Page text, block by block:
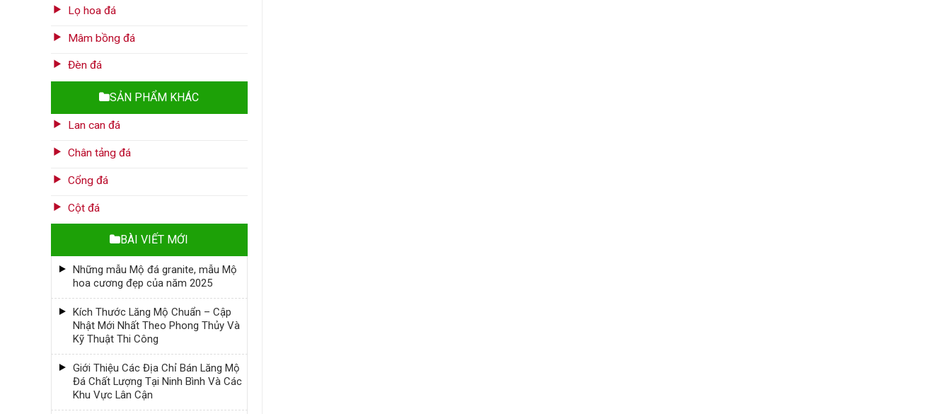
Lọ hoa đá
Mâm bồng đá
Đèn đá
SẢN PHẨM KHÁC
Lan can đá
Chân tảng đá
Cổng đá
Cột đá
BÀI VIẾT MỚI
Những mẫu Mộ đá granite, mẫu Mộ
hoa cương đẹp của năm 2025
Kích Thước Lăng Mộ Chuẩn – Cập
Nhật Mới Nhất Theo Phong Thủy Và
Kỹ Thuật Thi Công
Giới Thiệu Các Địa Chỉ Bán Lăng Mộ
Đá Chất Lượng Tại Ninh Bình Và Các
Khu Vực Lân Cận